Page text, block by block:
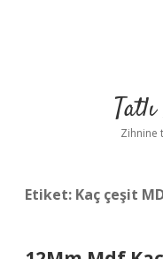
Zihnine
Etiket: Kaç çeşit